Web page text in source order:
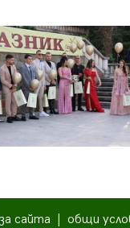
за сайта
общи